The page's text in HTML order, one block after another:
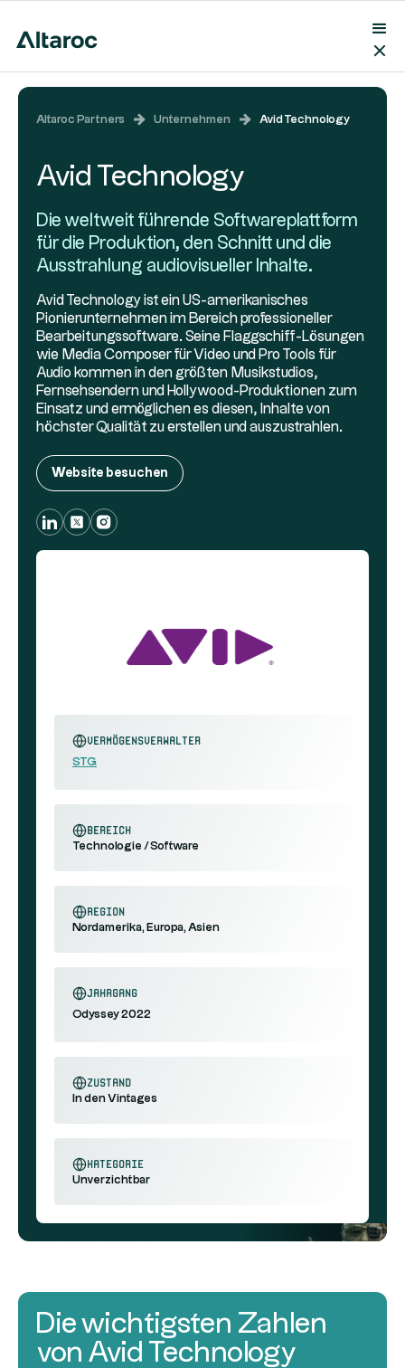
Altaroc Partners Unternehmen Avid Technology
Vermögensverwalter
STG
Bereich
Technologie / Software
Region
Nordamerika, Europa, Asien
Jahrgang
Odyssey 2022
Zustand
In den Vintages
Kategorie
Unverzichtbar
Avid Technology
Die weltweit führende Softwareplattform
für die Produktion, den Schnitt und die
Ausstrahlung audiovisueller Inhalte.
Avid Technology ist ein US-amerikanisches
Pionierunternehmen im Bereich professioneller
Bearbeitungssoftware. Seine Flaggschiff-Lösungen
wie Media Composer für Video und Pro Tools für
Audio kommen in den größten Musikstudios,
Fernsehsendern und Hollywood-Produktionen zum
Einsatz und ermöglichen es diesen, Inhalte von
höchster Qualität zu erstellen und auszustrahlen.
Website besuchen
Die wichtigsten Zahlen
von Avid Technology